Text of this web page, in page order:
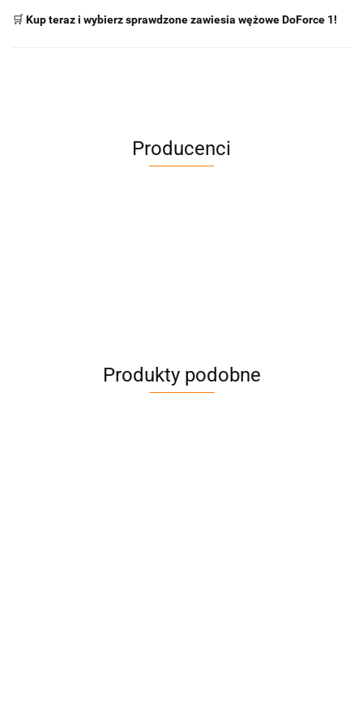
🛒 Kup teraz i wybierz sprawdzone zawiesia wężowe DoForce 1!
Producenci
Produkty podobne